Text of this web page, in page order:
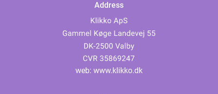
Address
web: www.klikko.dk